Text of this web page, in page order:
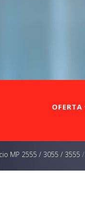
OFERTA
MP 2555 / 3055 / 3555 /